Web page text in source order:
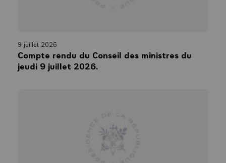
9 juillet 2026
Compte rendu du Conseil des ministres du
jeudi 9 juillet 2026.